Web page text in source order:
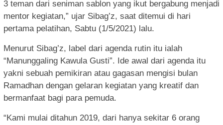
3 teman dari seniman sablon yang ikut bergabung menjadi
mentor kegiatan,” ujar Sibag’z, saat ditemui di hari
pertama pelatihan, Sabtu (1/5/2021) lalu.
Menurut Sibag’z, label dari agenda rutin itu ialah
“Manunggaling Kawula Gusti”. Ide awal dari agenda itu
yakni sebuah pemikiran atau gagasan mengisi bulan
Ramadhan dengan gelaran kegiatan yang kreatif dan
bermanfaat bagi para pemuda.
“Kami mulai ditahun 2019, dari hanya sekitar 6 orang